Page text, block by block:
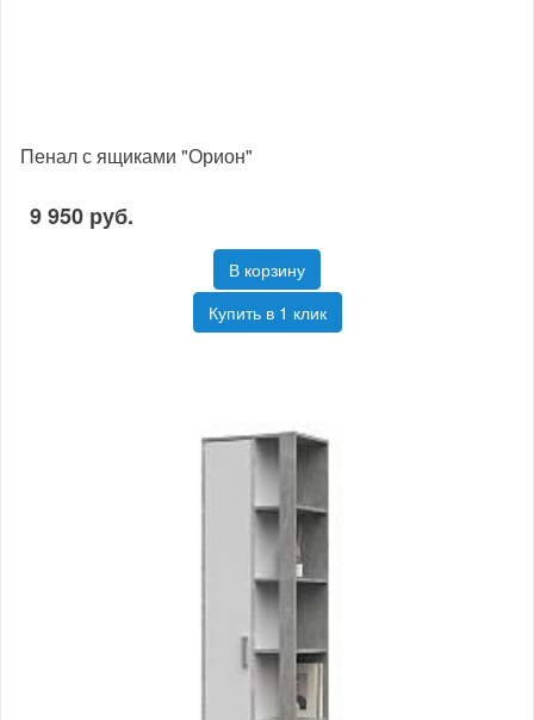
Пенал с ящиками "Орион"
9 950 руб.
В корзину
Купить в 1 клик